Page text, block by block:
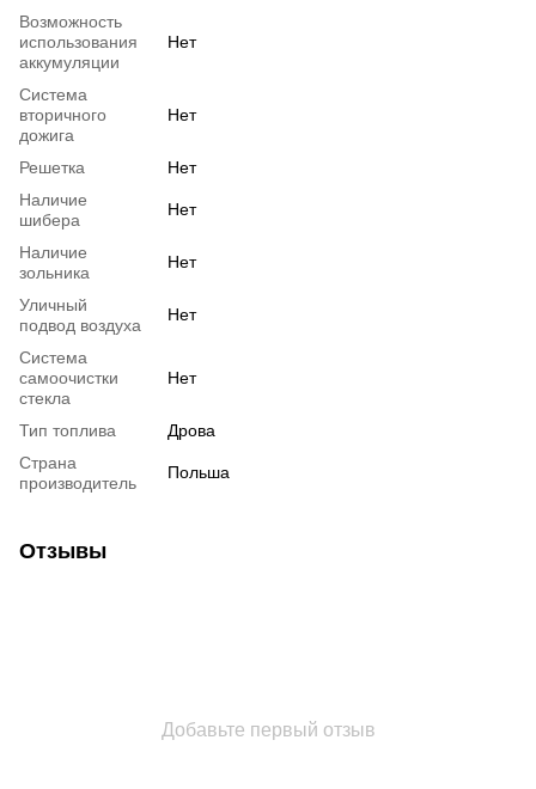
Возможность
использования
аккумуляции
Нет
Система
вторичного
дожига
Нет
Решетка
Нет
Наличие
шибера
Нет
Наличие
зольника
Нет
Уличный
подвод воздуха
Нет
Система
самоочистки
стекла
Нет
Тип топлива
Дрова
Страна
производитель
Польша
Отзывы
Добавьте первый отзыв